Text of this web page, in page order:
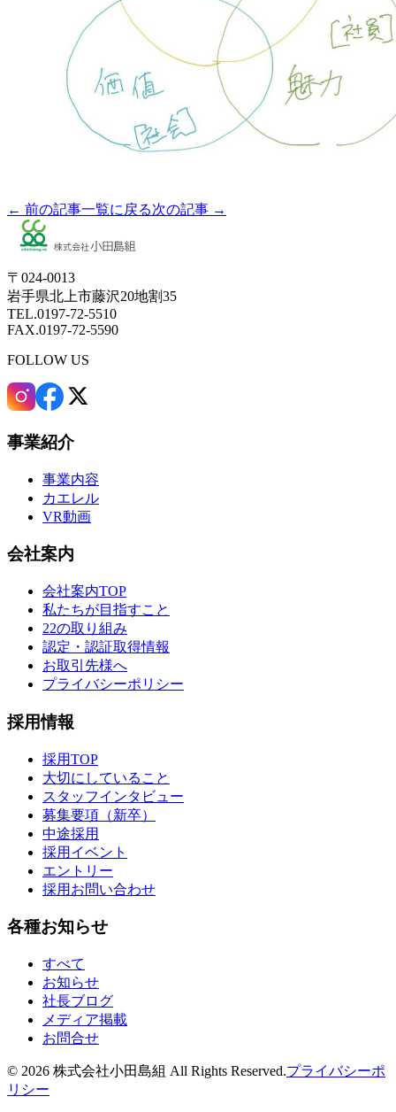
← 前の記事一覧に戻る次の記事 →
〒024-0013
岩手県北上市藤沢20地割35
TEL.0197-72-5510
FAX.0197-72-5590
FOLLOW US
事業紹介
事業内容
カエレル
VR動画
会社案内
会社案内TOP
私たちが目指すこと
22の取り組み
認定・認証取得情報
お取引先様へ
プライバシーポリシー
採用情報
採用TOP
大切にしていること
スタッフインタビュー
募集要項（新卒）
中途採用
採用イベント
エントリー
採用お問い合わせ
各種お知らせ
すべて
お知らせ
社長ブログ
メディア掲載
お問合せ
© 2026 株式会社小田島組 All Rights Reserved.プライバシーポ
リシー